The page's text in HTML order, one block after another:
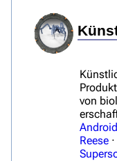
Filme
Überblick
von
Reese ·